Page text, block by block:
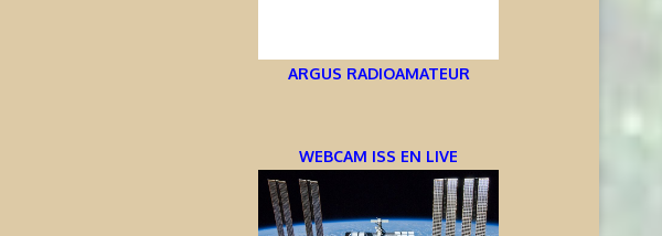
ARGUS RADIOAMATEUR
WEBCAM ISS EN LIVE